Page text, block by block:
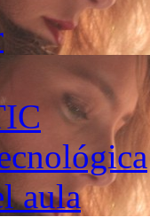
aula